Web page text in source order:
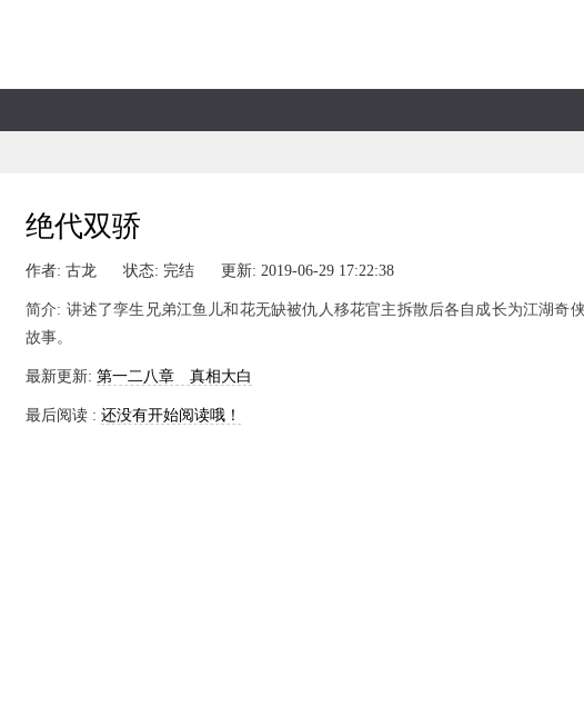
绝代双骄
作者: 古龙 状态: 完结 更新: 2019-06-29 17:22:38
简介: 讲述了孪生兄弟江鱼儿和花无缺被仇人移花官主拆散后各自成长为江湖奇
故事。
最新更新: 第一二八章 真相大白
最后阅读 : 还没有开始阅读哦！